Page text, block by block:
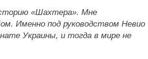
«Шахтера». Мне
Именно под руководством Невио
Украины, и тогда в мире не